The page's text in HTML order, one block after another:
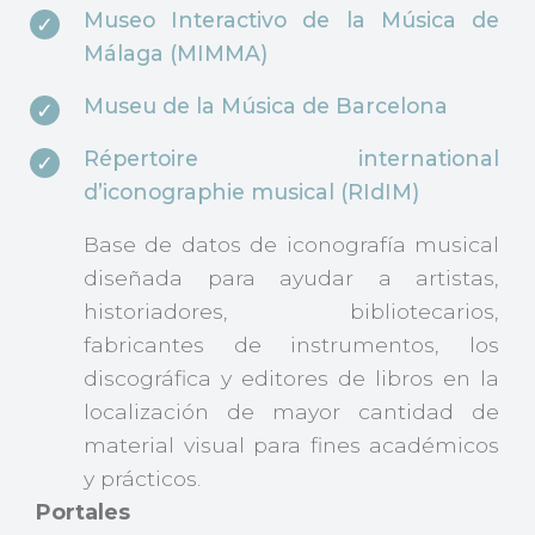
Museo Interactivo de la Música de
Málaga (MIMMA)
Museu de la Música de Barcelona
Répertoire international
d’iconographie musical (RIdIM)
Base de datos de iconografía musical
diseñada para ayudar a artistas,
historiadores, bibliotecarios,
fabricantes de instrumentos, los
discográfica y editores de libros en la
localización de mayor cantidad de
material visual para fines académicos
y prácticos.
Portales